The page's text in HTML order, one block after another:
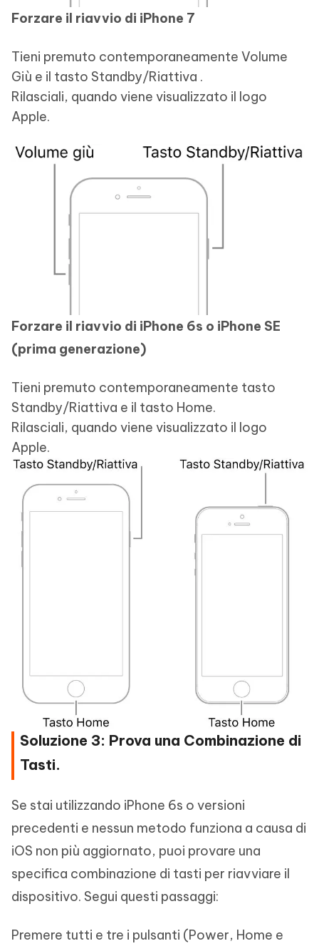
Forzare il riavvio di iPhone 7
Tieni premuto contemporaneamente Volume
Giù e il tasto Standby/Riattiva .
Rilasciali, quando viene visualizzato il logo
Apple.
Forzare il riavvio di iPhone 6s o iPhone SE
(prima generazione)
Tieni premuto contemporaneamente tasto
Standby/Riattiva e il tasto Home.
Rilasciali, quando viene visualizzato il logo
Apple.
Soluzione 3: Prova una Combinazione di
Tasti.
Se stai utilizzando iPhone 6s o versioni
precedenti e nessun metodo funziona a causa di
iOS non più aggiornato, puoi provare una
specifica combinazione di tasti per riavviare il
dispositivo. Segui questi passaggi:
Premere tutti e tre i pulsanti (Power, Home e